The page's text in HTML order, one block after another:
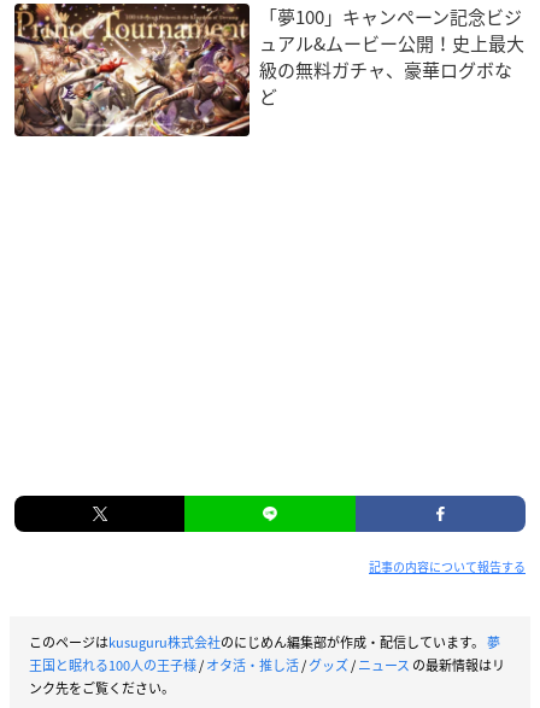
「夢100」キャンペーン記念ビジ
ュアル&ムービー公開！史上最大
級の無料ガチャ、豪華ログボな
ど
記事の内容について報告する
このページはkusuguru株式会社のにじめん編集部が作成・配信しています。 夢
王国と眠れる100人の王子様/オタ活・推し活/グッズ/ニュース の最新情報はリ
ンク先をご覧ください。